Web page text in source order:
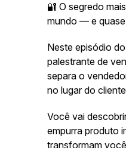
🔐 O segredo
mundo — e quase
Neste episódio
palestrante de
separa o
no lugar do
Você vai
empurra produto
transformam